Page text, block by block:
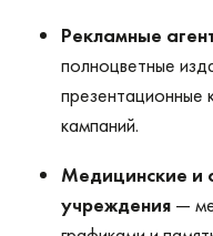
Рекламные
полноцветные
презентационные
кампаний.
Медицинские и
учреждения —